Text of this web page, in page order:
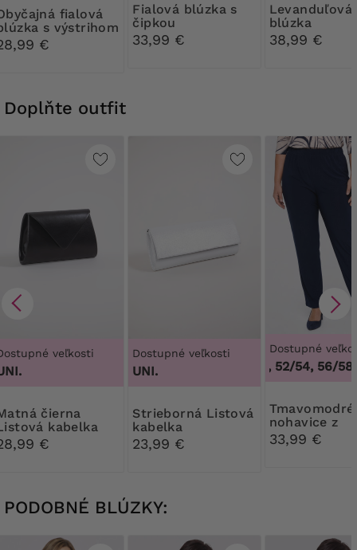
s výstrihom
V
€
Fialová blúzka s
čipkou
33,99 €
Levanduľová
blúzka
38,99 €
Doplňte outfit
veľkosti
kabelka
€
Dostupné veľkosti
UNI.
Strieborná Listová
kabelka
23,99 €
Dostupné
48/50, 52/54, 56/58,
Tmavomodré
nohavice z
mäkkého
33,99 €
PODOBNÉ BLÚZKY: